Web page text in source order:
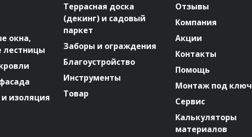
окна,
лестницы
изоляция
Террасная доска
(декинг) и садовый
паркет
Заборы и ограждения
Благоустройство
Инструменты
Товар
Отзывы
Компания
Акции
Контакты
Помощь
Монтаж под ключ
Сервис
Калькуляторы
материалов